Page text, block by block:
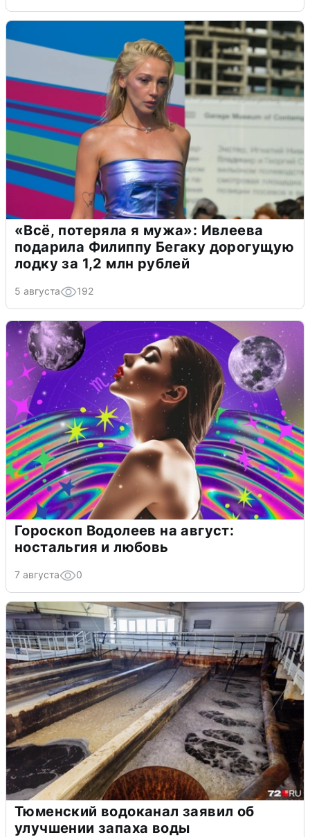
«Всё, потеряла я мужа»: Ивлеева
подарила Филиппу Бегаку дорогущую
лодку за 1,2 млн рублей
5 августа 192
Гороскоп Водолеев на август:
ностальгия и любовь
7 августа 0
Тюменский водоканал заявил об
улучшении запаха воды